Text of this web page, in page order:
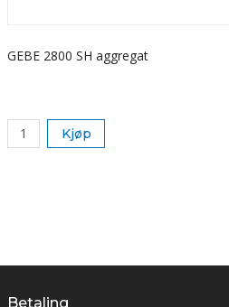
GEBE 2800 SH aggregat
Kjøp
Betaling